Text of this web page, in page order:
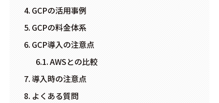
GCPの活用事例
GCPの料金体系
GCP導入の注意点
AWSとの比較
導入時の注意点
よくある質問